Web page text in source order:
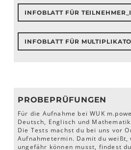
INFOBLATT FÜR
INFOBLATT FÜR
PROBEPRÜFUNGEN
Für die Aufnahme bei WUK
Deutsch, Englisch und
Die Tests machst du bei uns vor
Aufnahmetermin. Damit du weißt,
ungefähr können musst, findest